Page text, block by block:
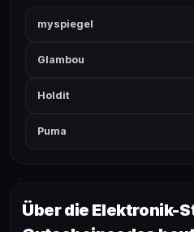
myspiegel
Glambou
Holdit
Puma
Über die Elektronik-